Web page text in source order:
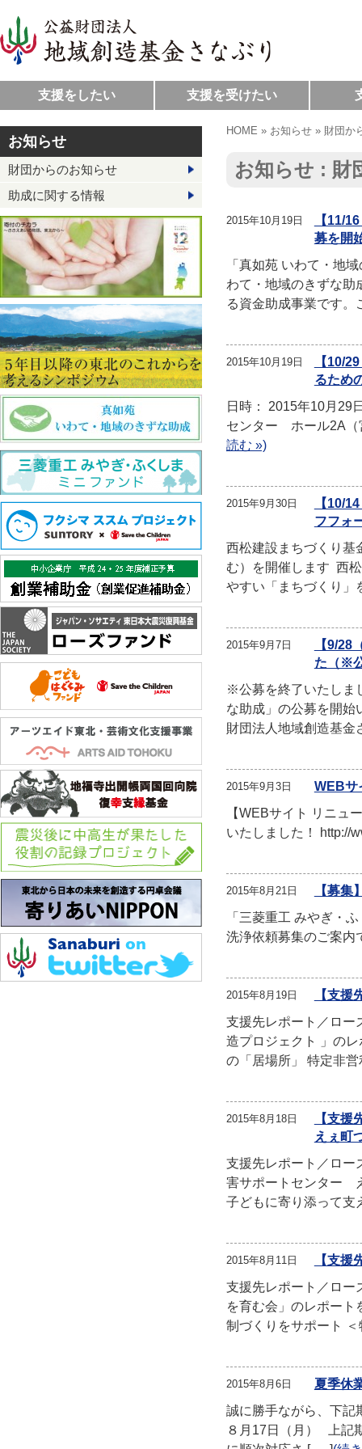
支援をしたい 支援を受けたい
HOME » お知らせ » 財団か
お知らせ : 財
2015年10月19日
【11/
募を開
「真如苑 いわて・地
わて・地域のきずな助
る資金助成事業です
2015年10月19日
【10/
るため
日時： 2015年10月29
センター ホール2A（
読む »)
2015年9月30日
【10/
フフォ
西松建設まちづくり基
む）を開催します 西
やすい「まちづくり
2015年9月7日
【9/28
た（※
※公募を終了いたしま
な助成」の公募を開始
財団法人地域創造基金
2015年9月3日
WEBサ
【WEBサイト リニュ
いたしました！ http://
2015年8月21日
【募
「三菱重工 みやぎ・
洗浄依頼募集のご
2015年8月19日
【支
支援先レポート／ロー
造プロジェクト 」の
の「居場所」 特定非
2015年8月18日
【支
えぇ町
支援先レポート／ロー
害サポートセンター
子どもに寄り添って支
2015年8月11日
【支援
支援先レポート／ロー
を育む会」のレポー
制づくりをサポート
2015年8月6日
夏季休
誠に勝手ながら、下
８月17日（月） 上記
お知らせ
財団からのお知らせ
助成に関する情報